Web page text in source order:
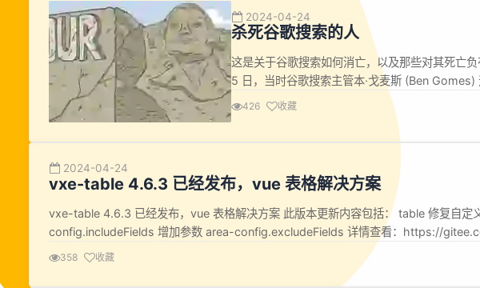
2024-04-24
杀死谷歌搜索的人
这是关于谷歌搜索如何消亡，以及那些对其死亡
5 日，当时谷歌搜索主管本·戈麦斯 (Ben
经理的 Jerry Dischler 和时任 Google 工程、搜
“日常数字的稳定下降”，以及可能...
426 收藏
2024-04-24
vxe-table 4.6.3 已经发布，vue 表格解决方案
vxe-table 4.6.3 已经发布，vue 表格解决方案 此版本更新内容包括： table 修复自定
config.includeFields 增加参数 area-config.excludeFields 详情查看：https://
table/release...
358 收藏